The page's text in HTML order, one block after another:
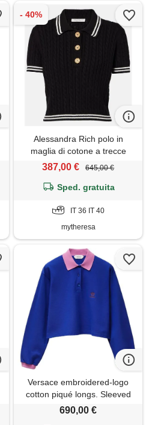
Alessandra Rich polo in
maglia di cotone a trecce
387,00 € 645,00 €
Sped. gratuita
IT 36 IT 40
mytheresa
Versace embroidered-logo
cotton piqué longs. Sleeved
polo - blu
690,00 €